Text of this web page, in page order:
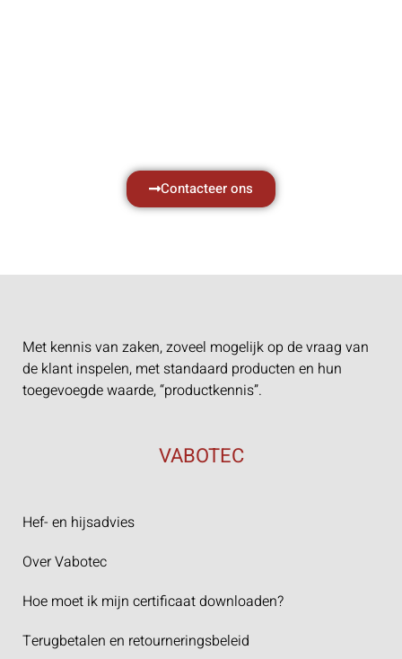
Contacteer ons
Met kennis van zaken, zoveel mogelijk op de vraag van
de klant inspelen, met standaard producten en hun
toegevoegde waarde, “productkennis”.
VABOTEC
Hef- en hijsadvies
Over Vabotec
Hoe moet ik mijn certificaat downloaden?
Terugbetalen en retourneringsbeleid